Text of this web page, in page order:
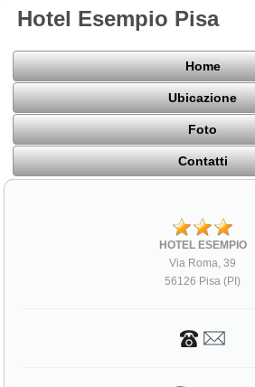
Hotel Esempio Pisa
Home
Ubicazione
Foto
Contatti
HOTEL ESEMPIO
Via Roma, 39
56126 Pisa (PI)